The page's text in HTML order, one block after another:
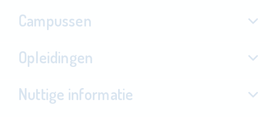
Campussen
Opleidingen
Nuttige informatie